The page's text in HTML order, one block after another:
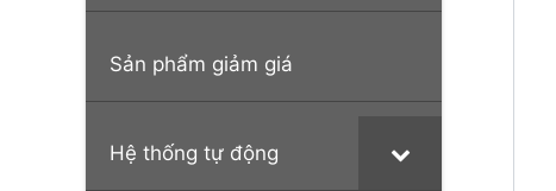
Sản phẩm giảm giá
Hệ thống tự động